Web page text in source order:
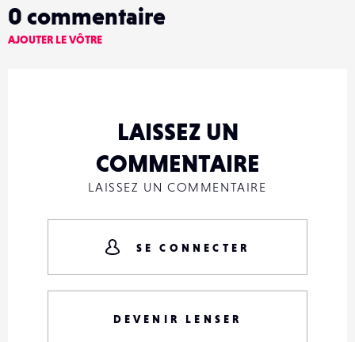
0 commentaire
AJOUTER LE VÔTRE
LAISSEZ UN
COMMENTAIRE
LAISSEZ UN COMMENTAIRE
SE CONNECTER
DEVENIR LENSER